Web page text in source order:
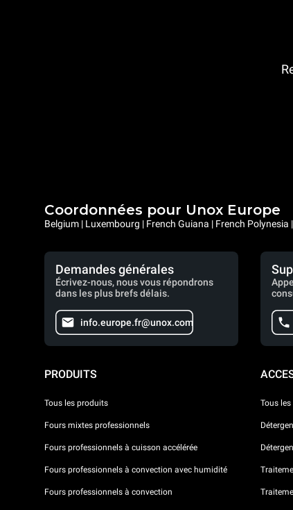
Coordonnées pour Unox Europe
Belgium | Luxembourg | French Guiana | French
Demandes générales
Écrivez-nous, nous vous répondrons
dans les plus brefs délais.
info.europe.fr@unox.com
PRODUITS
Tous les produits
Fours mixtes professionnels
Fours professionnels à cuisson accélérée
Fours professionnels à convection avec humidité
Fours professionnels à convection
Tous